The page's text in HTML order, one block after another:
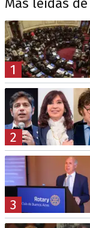
Más leídas
1
2
3